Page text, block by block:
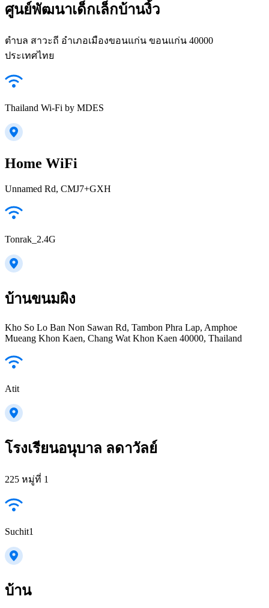
ศูนย์พัฒนาเด็กเล็กบ้านงิ้ว
ตำบล สาวะถี อำเภอเมืองขอนแก่น ขอนแก่น 40000
ประเทศไทย
Thailand Wi-Fi by MDES
Home WiFi
Unnamed Rd, CMJ7+GXH
Tonrak_2.4G
บ้านขนมผิง
Kho So Lo Ban Non Sawan Rd, Tambon Phra Lap, Amphoe
Mueang Khon Kaen, Chang Wat Khon Kaen 40000, Thailand
Atit
โรงเรียนอนุบาล ลดาวัลย์
225 หมู่ที่ 1
Suchit1
บ้าน